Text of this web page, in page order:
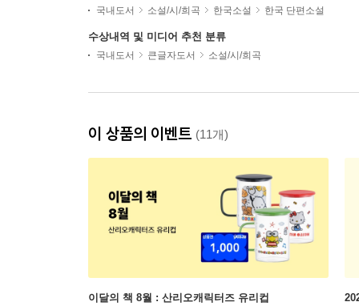
국내도서
소설/시/희곡 한국소설 한국 단편소설
수상내역 및 미디어 추천 분류
국내도서 큰글자도서 소설/시/희곡
이 상품의 이벤트 (11개)
이달의 책 8월 : 산리오캐릭터즈 유리컵